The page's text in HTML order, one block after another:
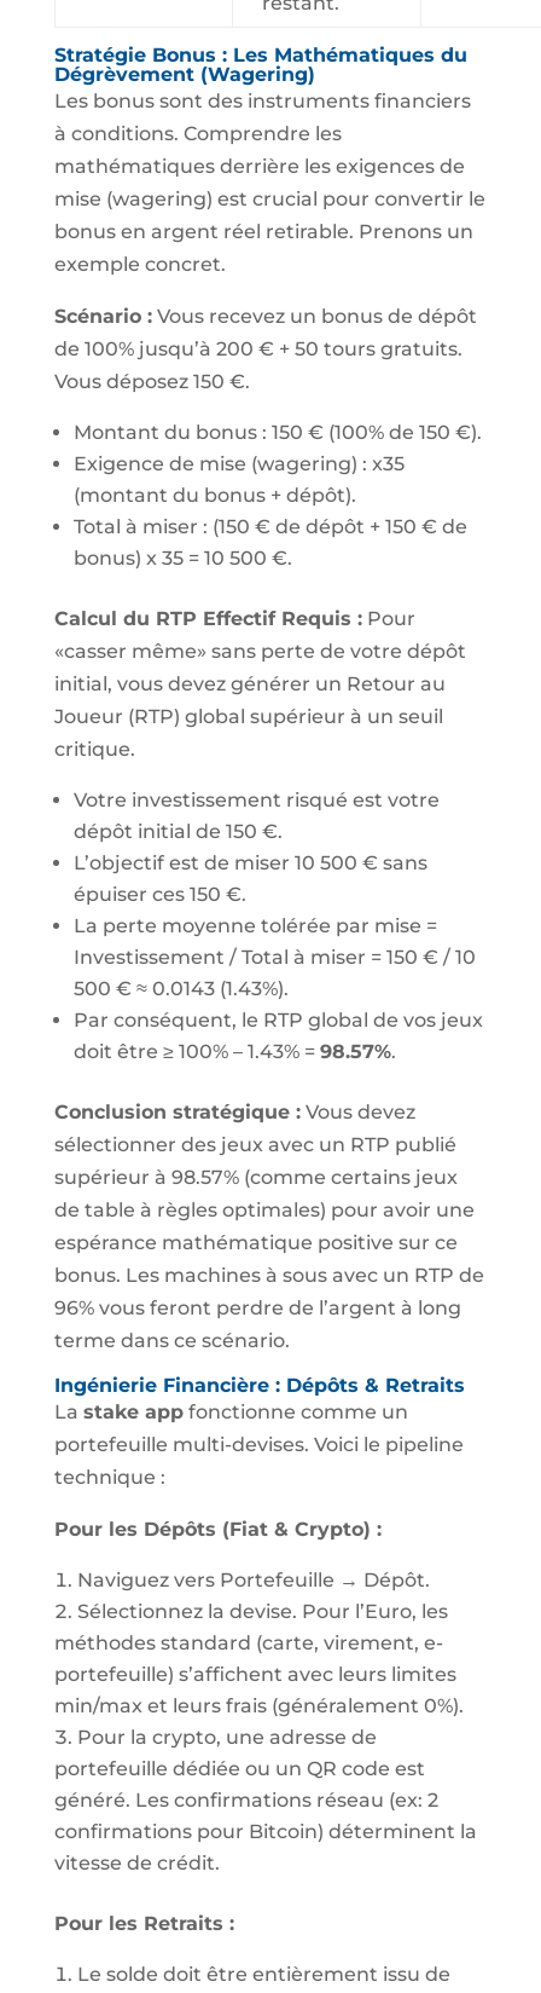
Stratégie Bonus : Les Mathématiques du
Dégrèvement (Wagering)
Les bonus sont des instruments financiers
à conditions. Comprendre les
mathématiques derrière les exigences de
mise (wagering) est crucial pour convertir le
bonus en argent réel retirable. Prenons un
exemple concret.
Scénario :Vous recevez un bonus de dépôt
de 100% jusqu’à 200 € + 50 tours gratuits.
Vous déposez 150 €.
Montant du bonus : 150 € (100% de 150 €).
Exigence de mise (wagering) : x35
(montant du bonus + dépôt).
Total à miser : (150 € de dépôt + 150 € de
bonus) x 35 = 10 500 €.
Calcul du RTP Effectif Requis :Pour
«casser même» sans perte de votre dépôt
initial, vous devez générer un Retour au
Joueur (RTP) global supérieur à un seuil
critique.
Votre investissement risqué est votre
dépôt initial de 150 €.
L’objectif est de miser 10 500 € sans
épuiser ces 150 €.
La perte moyenne tolérée par mise =
Investissement / Total à miser = 150 € / 10
500 € ≈ 0.0143 (1.43%).
Par conséquent, le RTP global de vos jeux
doit être ≥ 100% – 1.43% = 98.57%.
Conclusion stratégique :Vous devez
sélectionner des jeux avec un RTP publié
supérieur à 98.57% (comme certains jeux
de table à règles optimales) pour avoir une
espérance mathématique positive sur ce
bonus. Les machines à sous avec un RTP de
96% vous feront perdre de l’argent à long
terme dans ce scénario.
Ingénierie Financière : Dépôts & Retraits
La stake appfonctionne comme un
portefeuille multi-devises. Voici le pipeline
technique :
Pour les Dépôts (Fiat & Crypto) :
Naviguez vers Portefeuille → Dépôt.
Sélectionnez la devise. Pour l’Euro, les
méthodes standard (carte, virement, e-
portefeuille) s’affichent avec leurs limites
min/max et leurs frais (généralement 0%).
Pour la crypto, une adresse de
portefeuille dédiée ou un QR code est
généré. Les confirmations réseau (ex: 2
confirmations pour Bitcoin) déterminent la
vitesse de crédit.
Pour les Retraits :
Le solde doit être entièrement issu de